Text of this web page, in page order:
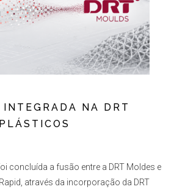
NA DRT
concluída a fusão entre a DRT Moldes e
através da incorporação da DRT